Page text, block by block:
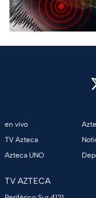
en vivo
TV Azteca
Azteca UNO
TV AZTECA